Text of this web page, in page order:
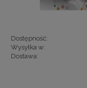
Dostępność:
Wysyłka w:
Dostawa:
Cena nie zawiera